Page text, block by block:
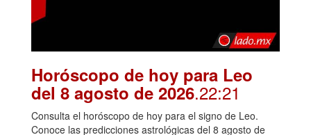
Horóscopo de hoy para Leo
del 8 agosto de 2026.22:21
Consulta el horóscopo de hoy para el signo de Leo.
Conoce las predicciones astrológicas del 8 agosto de